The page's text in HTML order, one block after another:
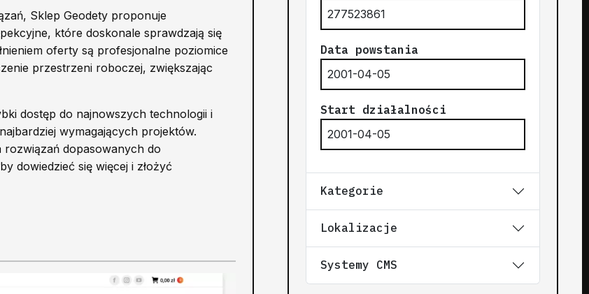
Sklep Geodety proponuje
które doskonale sprawdzają się
oferty są profesjonalne poziomice
przestrzeni roboczej, zwiększając
dostęp do najnowszych technologii i
wymagających projektów.
dopasowanych do
dowiedzieć się więcej i złożyć
277523861
Data powstania
2001-04-05
Start działalności
2001-04-05
Kategorie
Lokalizacje
Systemy CMS